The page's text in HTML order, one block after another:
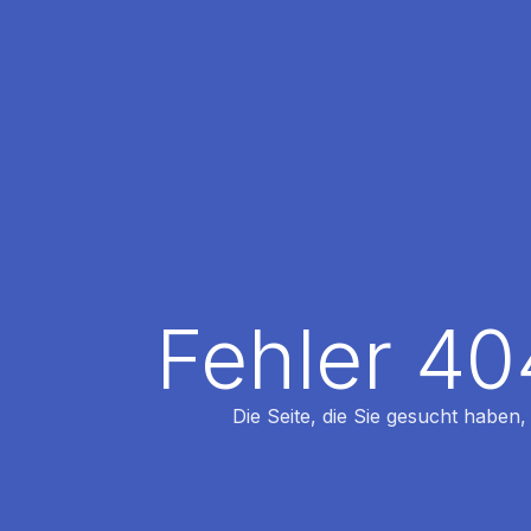
Fehler
Die Seite, die Sie gesucht